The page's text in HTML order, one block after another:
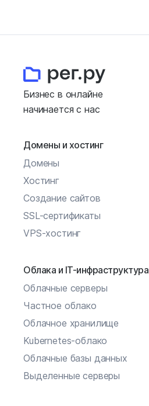
Бизнес в онлайне
начинается с нас
Домены и хостинг
Домены
Хостинг
Создание сайтов
SSL-сертификаты
VPS-хостинг
Облака и IT-инфраструктура
Облачные серверы
Частное облако
Облачное хранилище
Kubernetes-облако
Облачные базы данных
Выделенные серверы